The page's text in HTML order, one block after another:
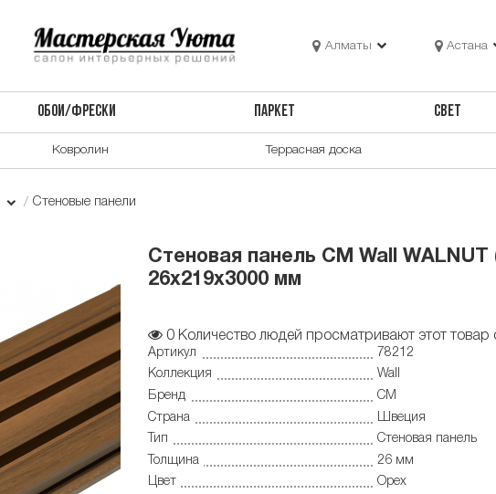
Алматы Астана
ОБОИ/ФРЕСКИ ПАРКЕТ СВЕТ
Ковролин Террасная доска
Стеновые панели
Стеновая панель CM Wall WALNUT
26x219x3000 мм
0 Количество людей просматривают этот товар
Артикул
78212
Коллекция
Wall
Бренд
CM
Страна
Швеция
Тип
Cтеновая панель
Толщина
26 мм
Цвет
Орех